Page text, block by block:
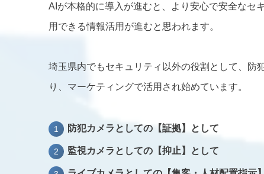
AIが本格的に導入が進むと、より安心で安全なセ
用できる情報活用が進むと思われます。
埼玉県内でもセキュリティ以外の役割として、防
り、マーケティングで活用され始めています。
防犯カメラとしての【証拠】として
監視カメラとしての【抑止】として